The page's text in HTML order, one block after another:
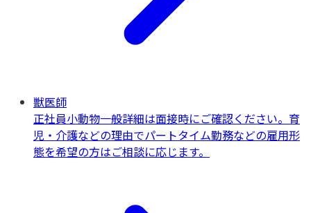
獣医師
正社員小動物一般詳細は面接時にご確認ください。育
児・介護などの理由でパートタイム勤務などの雇用形
態を希望の方はご相談に応じます。